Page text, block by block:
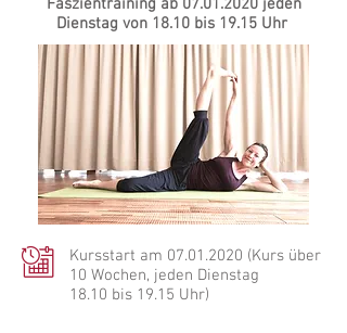
Faszientraining ab 07.01.2020jeden
Dienstag von 18.10 bis 19.15 Uhr
Kursstart am 07.01.2020 (Kurs über
10 Wochen, jeden Dienstag
18.10 bis 19.15 Uhr)